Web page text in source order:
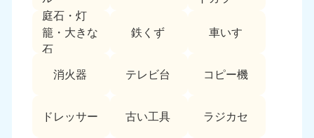
庭石・灯
籠・大きな
石
鉄くず 車いす
消火器 テレビ台 コピー機
ドレッサー 古い工具 ラジカセ
9:00〜19:00 年中無休
9:00〜19:00 年中無休